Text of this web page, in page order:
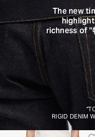
The new
richness of "
RIGID DENIM